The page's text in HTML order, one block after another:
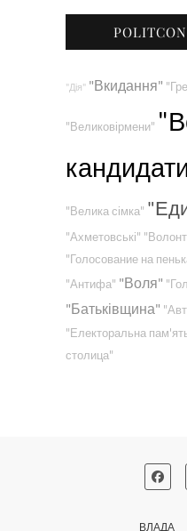
"Дія" "Вкидання"
"Великовірмени"
"Велика сімка"
"Ахметовські"
"Голосование на
"Антифа" "Воля"
"Батьківщина"
"Електоральна
столица"
ВЛАДА